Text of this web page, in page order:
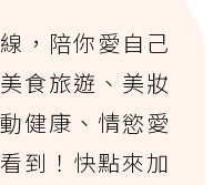
，陪你愛自己
食旅遊、美妝
健康、情慾愛
到！快點來加